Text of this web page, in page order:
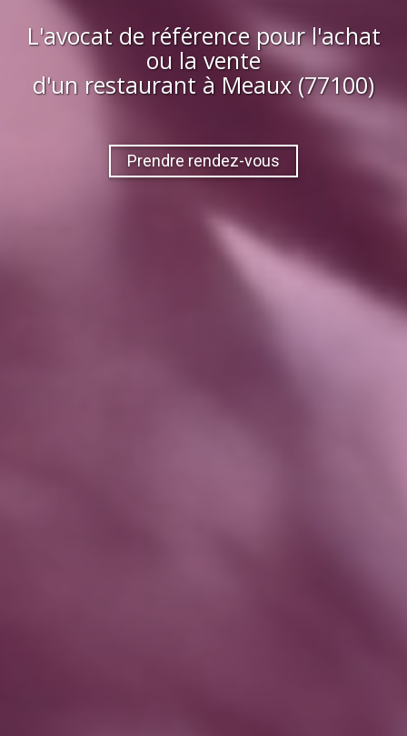
L'avocat de référence pour l'achat
ou la vente
d'un restaurant à Meaux (77100)
Prendre rendez-vous